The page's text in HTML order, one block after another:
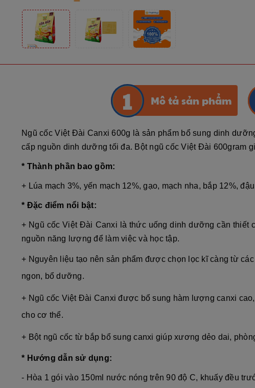
Mô tả sản phẩm
Ngũ cốc Việt Đài Canxi 600g là sản phẩm bổ sung dinh
cấp nguồn dinh dưỡng tối đa. Bột ngũ cốc Việt Đài 600gram
* Thành phần bao gồm:
+ Lúa mạch 3%, yến mạch 12%, gạo, mạch nha, bắp 12%,
* Đặc điểm nổi bật:
+ Ngũ cốc Việt Đài Canxi là thức uống dinh dưỡng cần thiết
nguồn năng lượng để làm việc và học tập.
+ Nguyên liệu tạo nên sản phẩm được chọn lọc kĩ càng từ
ngon, bổ dưỡng.
+ Ngũ cốc Việt Đài Canxi được bổ sung hàm lượng canxi
cho cơ thể.
+ Bột ngũ cốc từ bắp bổ sung canxi giúp xương dẻo dai,
* Hướng dẫn sử dụng:
- Hòa 1 gói vào 150ml nước nóng trên 90 độ C, khuấy đều